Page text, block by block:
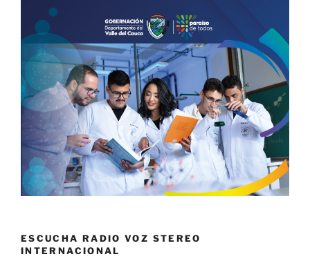
ESCUCHA RADIO VOZ STEREO
INTERNACIONAL